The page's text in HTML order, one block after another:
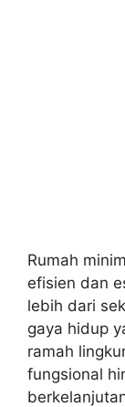
Rumah
efisien dan
lebih dari
gaya hidup
ramah
fungsional